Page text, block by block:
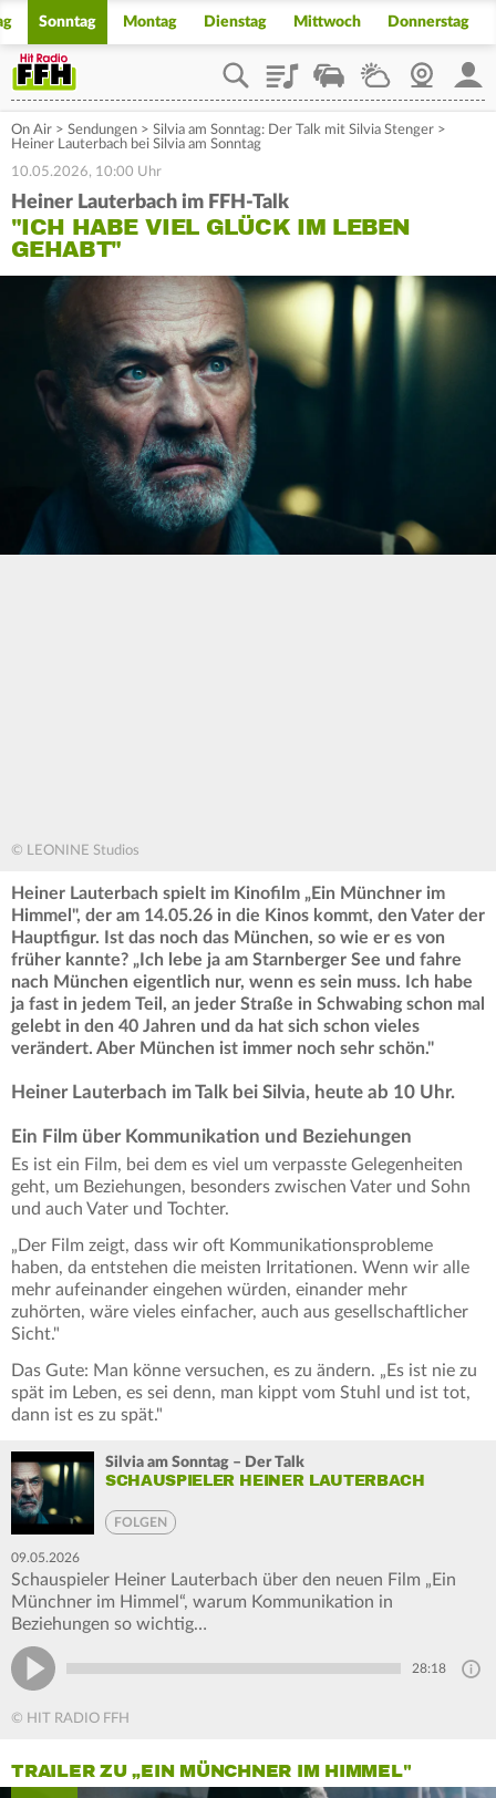
Sonntag Montag Dienstag Mittwoch Donnerstag
PlaylistStaupilotWetterWebcam
On Air > Sendungen > Silvia am Sonntag: Der Talk mit Silvia Stenger >
Heiner Lauterbach bei Silvia am Sonntag
10.05.2026, 10:00 Uhr
Heiner Lauterbach im FFH-Talk
"ICH HABE VIEL GLÜCK IM LEBEN
GEHABT"
© LEONINE Studios
Heiner Lauterbach spielt im Kinofilm „Ein Münchner im
Himmel", der am 14.05.26 in die Kinos kommt, den Vater der
Hauptfigur. Ist das noch das München, so wie er es von
früher kannte? „Ich lebe ja am Starnberger See und fahre
nach München eigentlich nur, wenn es sein muss. Ich habe
ja fast in jedem Teil, an jeder Straße in Schwabing schon mal
gelebt in den 40 Jahren und da hat sich schon vieles
verändert. Aber München ist immer noch sehr schön."
Heiner Lauterbach im Talk bei Silvia, heute ab 10 Uhr.
Ein Film über Kommunikation und Beziehungen
Es ist ein Film, bei dem es viel um verpasste Gelegenheiten
geht, um Beziehungen, besonders zwischen Vater und Sohn
und auch Vater und Tochter.
„Der Film zeigt, dass wir oft Kommunikationsprobleme
haben, da entstehen die meisten Irritationen. Wenn wir alle
mehr aufeinander eingehen würden, einander mehr
zuhörten, wäre vieles einfacher, auch aus gesellschaftlicher
Sicht."
Das Gute: Man könne versuchen, es zu ändern. „Es ist nie zu
spät im Leben, es sei denn, man kippt vom Stuhl und ist tot,
dann ist es zu spät."
Silvia am Sonntag – Der Talk
SCHAUSPIELER HEINER LAUTERBACH
FOLGEN
09.05.2026
Schauspieler Heiner Lauterbach über den neuen Film „Ein
Münchner im Himmel“, warum Kommunikation in
Beziehungen so wichtig…
28:18
© HIT RADIO FFH
TRAILER ZU „EIN MÜNCHNER IM HIMMEL"